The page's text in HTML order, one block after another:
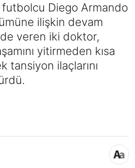
Diego Armando
ilişkin devam
veren iki doktor,
yitirmeden kısa
tansiyon ilaçlarını